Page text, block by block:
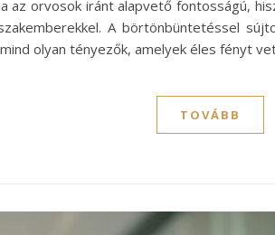
az orvosok iránt alapvető fontosságú,
A börtönbüntetéssel
olyan tényezők, amelyek éles fényt
TOVÁBB